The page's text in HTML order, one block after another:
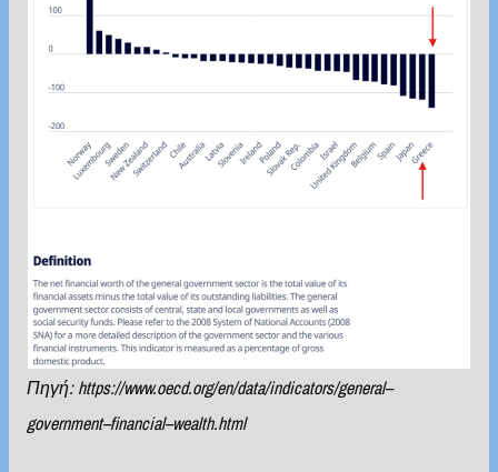
Πηγή:https://www.oecd.org/en/data/indicators/general–
government–financial–wealth.html